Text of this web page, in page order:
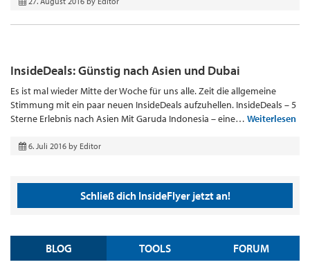
InsideDeals: Günstig nach Asien und Dubai
Es ist mal wieder Mitte der Woche für uns alle. Zeit die allgemeine
Stimmung mit ein paar neuen InsideDeals aufzuhellen. InsideDeals – 5
Sterne Erlebnis nach Asien Mit Garuda Indonesia – eine… Weiterlesen
6. Juli 2016 by Editor
Schließ dich InsideFlyer jetzt an!
BLOG TOOLS FORUM